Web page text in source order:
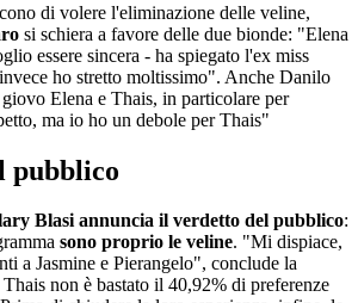
di volere l'eliminazione delle veline,
si schiera a favore delle due bionde: "Elena
essere sincera - ha spiegato l'ex miss
ho stretto moltissimo". Anche Danilo
Elena e Thais, in particolare per
ma io ho un debole per Thais"
pubblico
Blasi annuncia il verdetto del pubblico:
sono proprio le veline. "Mi dispiace,
a Jasmine e Pierangelo", conclude la
non è bastato il 40,92% di preferenze